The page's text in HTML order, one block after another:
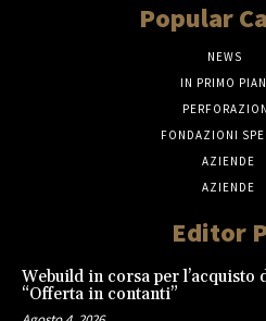
Popular
NEWS
IN PRIMO
FONDAZIONI
AZIENDE
AZIENDE
Editor
Webuild in corsa per l’acquisto
“Offerta in contanti”